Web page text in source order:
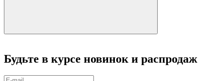
Будьте в курсе новинок и распродаж